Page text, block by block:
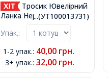
...(УТ100013731)
Тросик Ювелірний
Ланка Нержавіюча
10м/котушка,
Упак.:
1-2 упак.: 40,00 грн.
3+ упак.: 32,00 грн.